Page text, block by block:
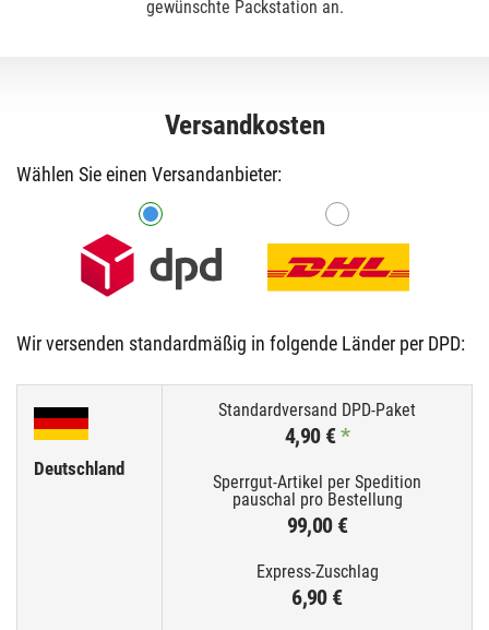
gewünschte Packstation an.
Versandkosten
Wählen Sie einen Versandanbieter:
Wir versenden standardmäßig in folgende Länder per DPD:
Deutschland
4,90 €*
99,00 €
6,90 €
Max. Länge:1200 mm